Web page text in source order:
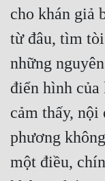
cho khán giả
từ đâu, tìm
những
điển hình
cảm thấy, nội
phương
một điều,